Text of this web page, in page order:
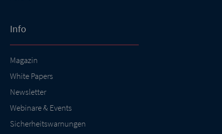
Info
Magazin
White Papers
Newsletter
Webinare & Events
Sicherheitswarnungen